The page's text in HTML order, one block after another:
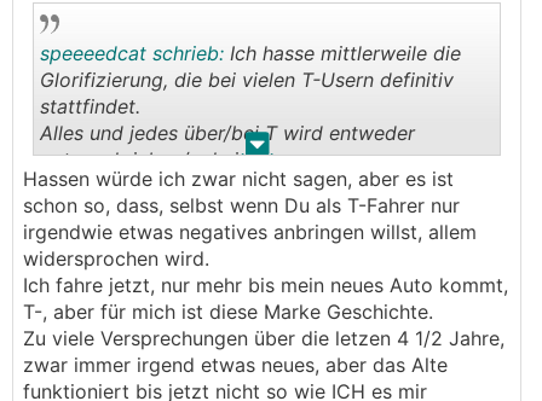
. .
speeeedcat schrieb: Ich hasse mittlerweile die
Glorifizierung, die bei vielen T-Usern definitiv
stattfindet.
Alles und jedes über/bei T wird entweder
gutgeschrieben/geheissen
Hassen würde ich zwar nicht sagen, aber es ist
schon so, dass, selbst wenn Du als T-Fahrer nur
irgendwie etwas negatives anbringen willst, allem
widersprochen wird.
Ich fahre jetzt, nur mehr bis mein neues Auto kommt,
T-, aber für mich ist diese Marke Geschichte.
Zu viele Versprechungen über die letzen 4 1/2 Jahre,
zwar immer irgend etwas neues, aber das Alte
funktioniert bis jetzt nicht so wie ICH es mir